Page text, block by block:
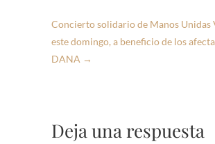
Concierto solidario de Manos Unidas
este domingo, a beneficio de los
DANA →
Deja una respuesta